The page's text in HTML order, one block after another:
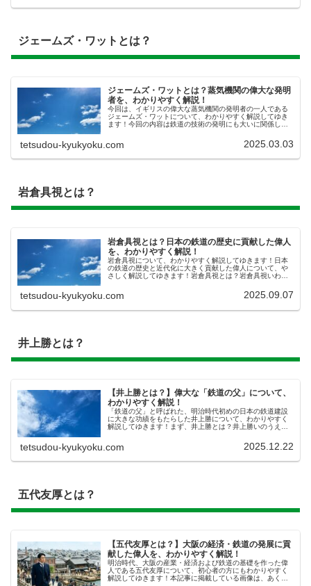
ジェームズ・ワットとは？
ジェームズ・ワットとは？蒸気機関の偉大な発明
者を、わかりやすく解説！
今回は、イギリスの偉大な蒸気機関の発明者の一人である
ジェームズ・ワットについて、わかりやすく解説してゆき
ます！今回の内容は鉄道の技術の発明にも大いに関係して
tetsudou-kyukyoku.com 2025.03.03
岩倉具視とは？
岩倉具視とは？日本の鉄道の歴史に貢献した偉人
を、わかりやすく解説！
岩倉具視について、わかりやすく解説してゆきます！日本
の鉄道の歴史と近代化に大きく貢献した偉人について、や
さしく解説してゆきます！岩倉具視とは？岩倉具視いわく
tetsudou-kyukyoku.com 2025.09.07
井上勝とは？
【井上勝とは？】偉大な「鉄道の父」について、
わかりやすく解説！
「鉄道の父」と呼ばれた、明治時代初めの日本の鉄道建設
に大きな功績をもたらした井上勝について、わかりやすく
解説してゆきます！まず、井上勝とは？井上勝いのうえま
tetsudou-kyukyoku.com 2025.12.22
五代友厚とは？
【五代友厚とは？】大阪の経済・鉄道の発展に貢
献した偉人を、わかりやすく解説！
明治時代、大阪の産業・経済および鉄道の基礎を作った偉
人である五代友厚について、初心者の方にもわかりやすく
解説してゆきます！本記事に掲載している画像は、あくま